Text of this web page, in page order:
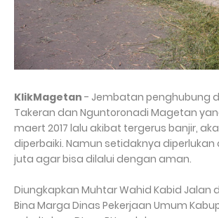
KlikMagetan - Jembatan penghubung
Takeran dan Nguntoronadi Magetan
maert 2017 lalu akibat tergerus banjir,
diperbaiki. Namun setidaknya diperlukan
juta agar bisa dilalui dengan aman.
Diungkapkan Muhtar Wahid Kabid Jalan
Bina Marga Dinas Pekerjaan Umum